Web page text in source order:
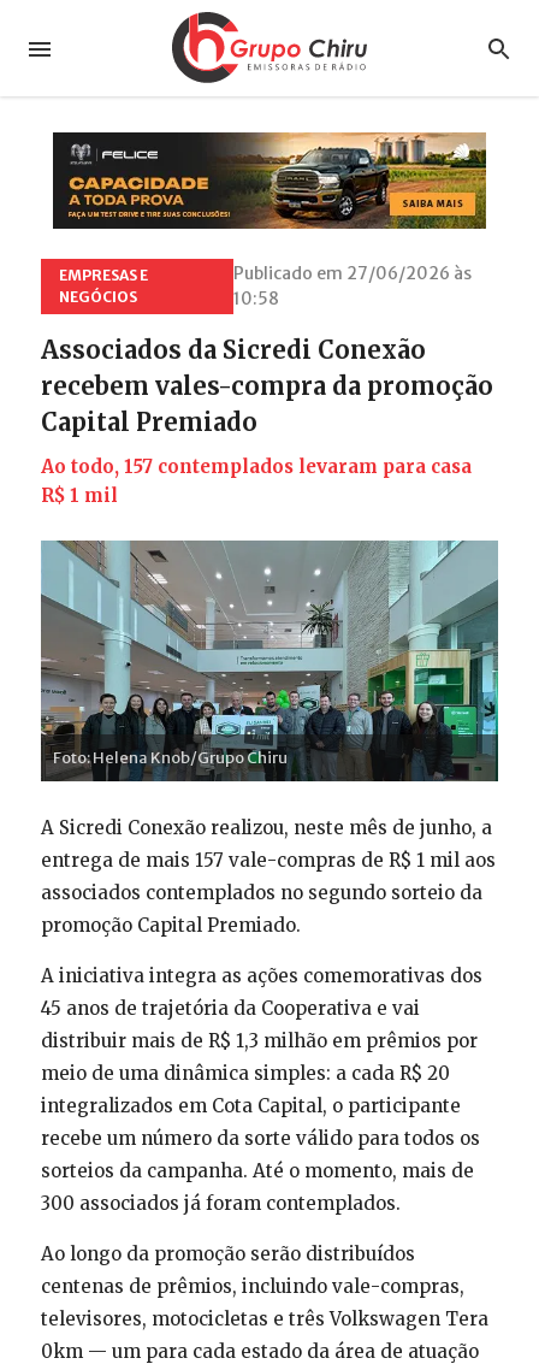
EMPRESAS E
NEGÓCIOS
Publicado em 27/06/2026 às
10:58
Associados da Sicredi Conexão
recebem vales-compra da promoção
Capital Premiado
Ao todo, 157 contemplados levaram para casa
R$ 1 mil
Foto: Helena Knob/Grupo Chiru
A Sicredi Conexão realizou, neste mês de junho, a
entrega de mais 157 vale-compras de R$ 1 mil aos
associados contemplados no segundo sorteio da
promoção Capital Premiado.
A iniciativa integra as ações comemorativas dos
45 anos de trajetória da Cooperativa e vai
distribuir mais de R$ 1,3 milhão em prêmios por
meio de uma dinâmica simples: a cada R$ 20
integralizados em Cota Capital, o participante
recebe um número da sorte válido para todos os
sorteios da campanha. Até o momento, mais de
300 associados já foram contemplados.
Ao longo da promoção serão distribuídos
centenas de prêmios, incluindo vale-compras,
televisores, motocicletas e três Volkswagen Tera
0km — um para cada estado da área de atuação